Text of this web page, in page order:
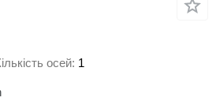
осей 1